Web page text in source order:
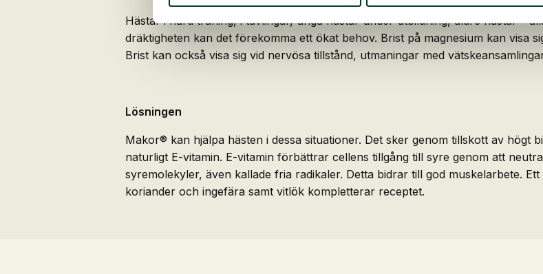
Hästar i hård träning, i tävlingar, unga hästar under utbildning, äldre hästar –
dräktigheten kan det förekomma ett ökat behov. Brist på magnesium kan visa
Brist kan också visa sig vid nervösa tillstånd, utmaningar med
Lösningen
Makor® kan hjälpa hästen i dessa situationer. Det sker genom tillskott av högt
naturligt E-vitamin. E-vitamin förbättrar cellens tillgång till syre genom att
syremolekyler, även kallade fria radikaler. Detta bidrar till god muskelarbete.
koriander och ingefära samt vitlök kompletterar receptet.